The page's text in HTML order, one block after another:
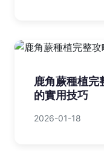
鹿角蕨種植完
的實用技巧
2026-01-18